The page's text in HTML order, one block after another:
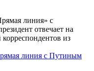
линия» с
отвечает на
из
линия с Путиным